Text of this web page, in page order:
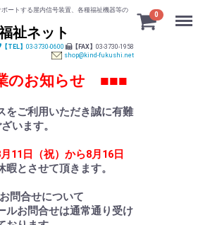
ートする屋内信号装置、各種福祉機器等の
祉ネット
【TEL】 03-3730-0600 【FAX】 03-3730-1958
shop@kind-fukushi.net
のお知らせ ■■■
をご利用いただき誠に有難
います。
11日（祝）から8月16日
暇とさせて頂きます。
問合せについて
ルお問合せは通常通り受け
0 Menu